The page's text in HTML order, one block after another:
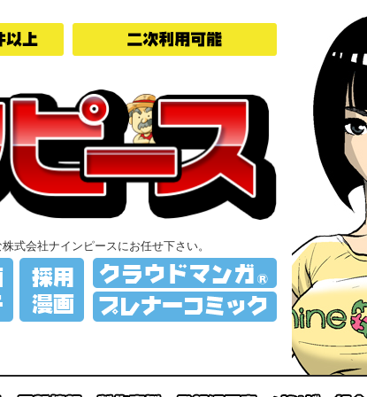
式会社ナインピースにお任せ下さい。